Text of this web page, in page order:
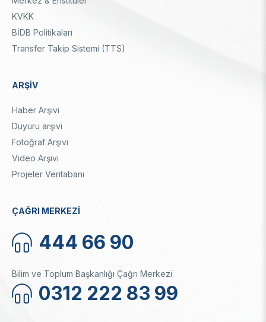
KVKK
BİDB Politikaları
Transfer Takip Sistemi (TTS)
ARŞİV
Haber Arşivi
Duyuru arşivi
Fotoğraf Arşivi
Video Arşivi
Projeler Veritabanı
ÇAĞRI MERKEZİ
444 66 90
Bilim ve Toplum Başkanlığı Çağrı Merkezi
0312 222 83 99